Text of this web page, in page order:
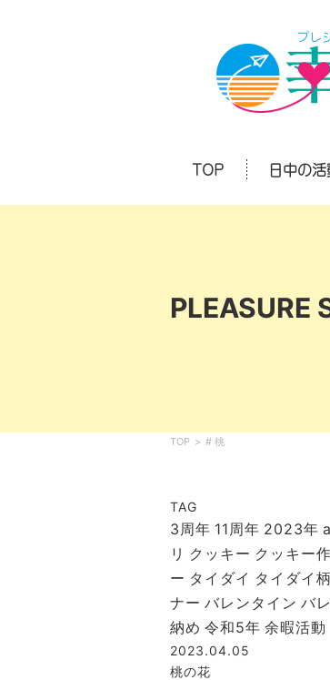
TOP 日中の
PLEASURE
TOP > # 桃
TAG
3周年 11周年 2023年
リ クッキー クッキー
ー タイダイ タイダイ柄
ナー バレンタイン バ
納め 令和5年 余暇活動
2023.04.05
桃の花